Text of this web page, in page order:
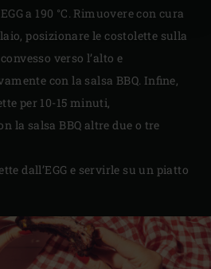
a 190 °C. Rimuovere con cura
posizionare le costolette sulla
verso l’alto e
con la salsa BBQ. Infine,
per 10-15 minuti,
la salsa BBQ altre due o tre
dall’EGG e servirle su un piatto